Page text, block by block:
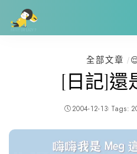
全部文章
[日記]還
2004-12-13 Tags: